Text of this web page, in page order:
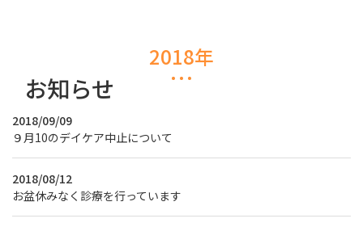
お知らせ
2018年
2018/09/09
９月10のデイケア中止について
2018/08/12
お盆休みなく診療を行っています